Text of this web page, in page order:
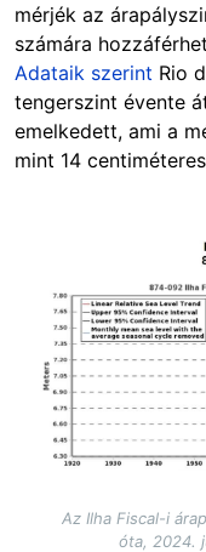
mérjék az
számára
Adataik szerint Rio
tengerszint évente
emelkedett, ami a
mint 14
Az Ilha Fiscal-i
óta, 2024.